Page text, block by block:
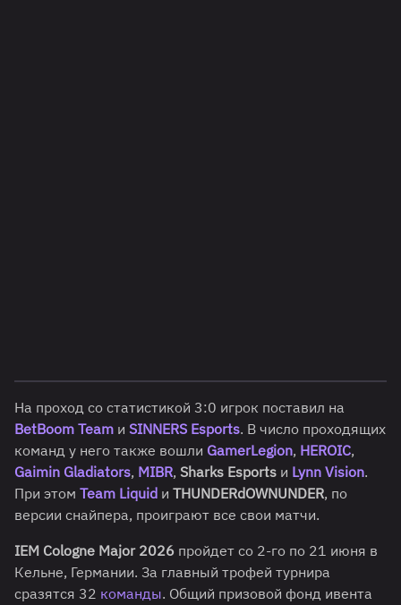
На проход со статистикой 3:0 игрок поставил на
BetBoom Team и SINNERS Esports. В число проходящих
команд у него также вошли GamerLegion, HEROIC,
Gaimin Gladiators, MIBR, Sharks Esports и Lynn Vision.
При этом Team Liquid и THUNDERdOWNUNDER, по
версии снайпера, проиграют все свои матчи.
IEM Cologne Major 2026 пройдет со 2-го по 21 июня в
Кельне, Германии. За главный трофей турнира
сразятся 32 команды. Общий призовой фонд ивента